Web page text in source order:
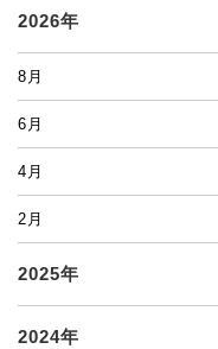
2026年
8月
6月
4月
2月
2025年
2024年